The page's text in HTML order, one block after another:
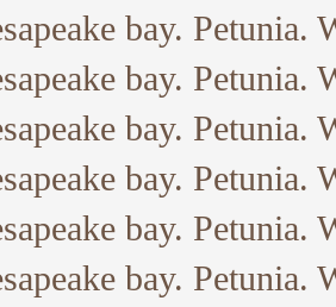
bay. Petunia.
bay. Petunia.
bay. Petunia.
bay. Petunia.
bay. Petunia.
bay. Petunia.